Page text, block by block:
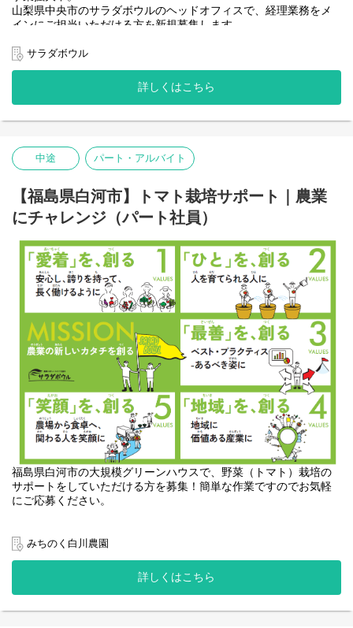
◆ 拠点運営・改善推進（全職種共通）
すべてのマネージャーに共通して、単なる担当業務に留まらず
・生産性向上・コスト改善施策の立案
・業務フロー改善・標準化
・本社・他拠点との連携
・新規設備・技術導入の推進
【配属先について】
なります。
拠点一覧：https://www.salad-bowl.jp/group/
※配属先はご本人のご希望を最大限考慮のうえ、これまでのご経
【この仕事の魅力】
・異業種で培った専門性が、ダイレクトに価値になる
・現場改善から組織設計まで一貫して関われる
・裁量が大きく、成果が正当に評価される
・農業×産業化という成長分野に挑戦できる
山梨県中央市のサラダボウルのヘッドオフィスで、経理業務をメ
インにご担当いただける方を新規募集します。
ンです。
経営企画室の一員として、以下業務を中心にご担当いただきま
す。
・請求支払・入出金などの経理データの管理およびチェック（ク
ラウド会計ソフト使用）
・外部委託企業とのやり取り（年次決算対応など）
・経理関連情報の社内共有・調整（経営層・他部署との情報連
携）
※決算業務および税務申告業務は外部に委託しています。
◎スキルや意欲に応じて、下記のような業務へのステップアップ
も可能です
・資金調達に関わる財務業務のサポート
・農場事業計画の策定や月次収益分析
・新設農場の立ち上げにおける手続き支援
・BCP計画やリスク管理業務の推進
・グループ全体の資金管理・経理体制整備
サラダボウル
詳しくはこちら
中途 パート・アルバイト
【福島県白河市】トマト栽培サポート｜農業
にチャレンジ（パート社員）
福島県白河市の大規模グリーンハウスで、野菜（トマト）栽培の
サポートをしていただける方を募集！簡単な作業ですのでお気軽
にご応募ください。
世界最先端クラスの大規模グリーンハウス内でのお仕事です。
当農園では、世界的にも先進的な設備を用いて温度・湿度・CO2
など施設内の環境をコントロールし、通年で安定して作物を生産
しています。
みちのく白川農園
詳しくはこちら